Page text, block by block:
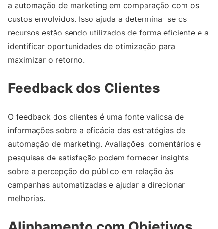
a automação de marketing em comparação com os
custos envolvidos. Isso ajuda a determinar se os
recursos estão sendo utilizados de forma eficiente e a
identificar oportunidades de otimização para
maximizar o retorno.
Feedback dos Clientes
O feedback dos clientes é uma fonte valiosa de
informações sobre a eficácia das estratégias de
automação de marketing. Avaliações, comentários e
pesquisas de satisfação podem fornecer insights
sobre a percepção do público em relação às
campanhas automatizadas e ajudar a direcionar
melhorias.